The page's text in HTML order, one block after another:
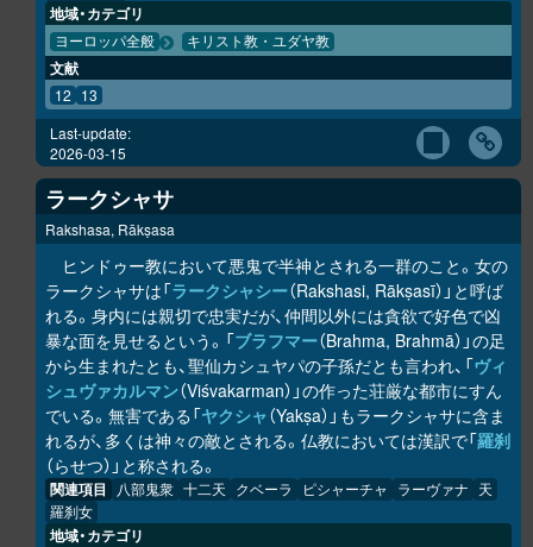
地域・カテゴリ
ヨーロッパ全般 キリスト教・ユダヤ教
文献
12 13
Last-update:
2026-03-15
ラークシャサ
Rakshasa, Rākṣasa
ヒンドゥー教において悪鬼で半神とされる一群のこと。女の
ラークシャサは「ラークシャシー（Rakshasi, Rākṣasī）」と呼ば
れる。身内には親切で忠実だが、仲間以外には貪欲で好色で凶
暴な面を見せるという。「ブラフマー（Brahma, Brahmā）」の足
から生まれたとも、聖仙カシュヤパの子孫だとも言われ、「ヴィ
シュヴァカルマン（Viśvakarman）」の作った荘厳な都市にすん
でいる。無害である「ヤクシャ（Yakṣa）」もラークシャサに含ま
れるが、多くは神々の敵とされる。仏教においては漢訳で「羅刹
（らせつ）」と称される。
関連項目 八部鬼衆 十二天 クベーラ ピシャーチャ ラーヴァナ 天
羅刹女
地域・カテゴリ